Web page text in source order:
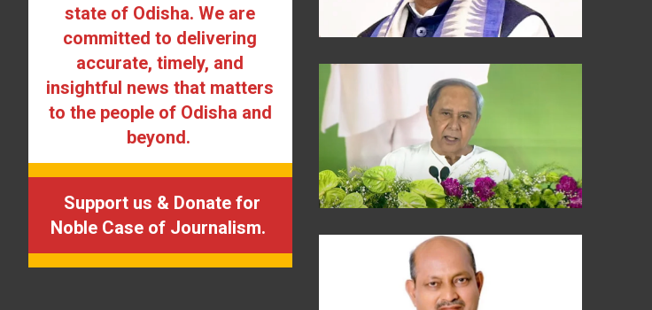
state of Odisha. We are
committed to delivering
accurate, timely, and
insightful news that matters
to the people of Odisha and
beyond.
Support us & Donate for
Noble Case of Journalism.